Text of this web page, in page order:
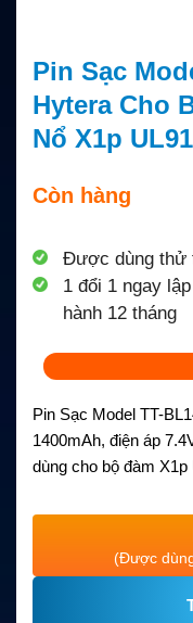
Pin Sạc
Hytera Cho
Nổ X1p
Còn hàng
Được dùng thử
1 đổi 1 ngay
hành 12 tháng
Pin Sạc Model TT-
1400mAh, điện áp
dùng cho bộ đàm X1p
(Được